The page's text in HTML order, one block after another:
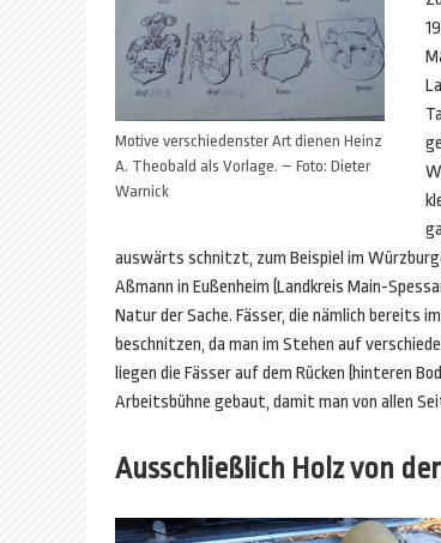
Motive verschiedenster Art dienen Heinz
A. Theobald als Vorlage. – Foto: Dieter
Warnick
auswärts schnitzt, zum Beispiel im
Aßmann in Eußenheim (Landkreis Main-
Natur der Sache. Fässer, die nämlich bereits
beschnitzen, da man im Stehen auf
liegen die Fässer auf dem Rücken (hinteren
Arbeitsbühne gebaut, damit man von allen
Ausschließlich Holz von